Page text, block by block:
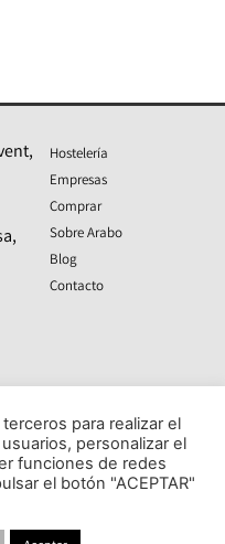
Hostelería
Empresas
Comprar
Sobre Arabo
Blog
Contacto
cookies
para realizar el
personalizar el
funciones de redes
el botón "ACEPTAR"